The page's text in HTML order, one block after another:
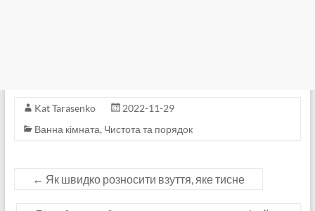
Kat Tarasenko
2022-11-29
Ванна кімната, Чистота та порядок
← Як швидко розносити взуття, яке тисне